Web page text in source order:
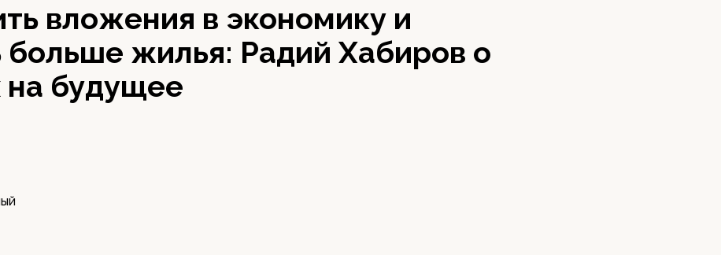
вложения в экономику и
больше жилья: Радий Хабиров о
на будущее